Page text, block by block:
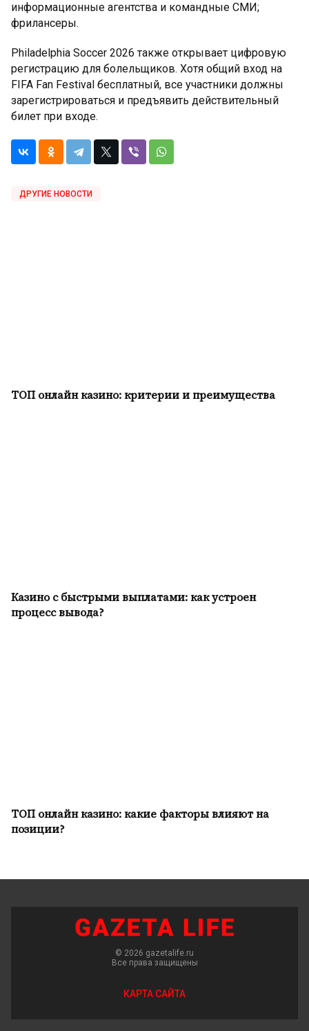
информационные агентства и командные СМИ;
фрилансеры.
Philadelphia Soccer 2026 также открывает цифровую
регистрацию для болельщиков. Хотя общий вход на
FIFA Fan Festival бесплатный, все участники должны
зарегистрироваться и предъявить действительный
билет при входе.
ДРУГИЕ НОВОСТИ
ТОП онлайн казино: критерии и преимущества
Казино с быстрыми выплатами: как устроен
процесс вывода?
ТОП онлайн казино: какие факторы влияют на
позиции?
© 2026 gazetalife.ru
Все права защищены
КАРТА САЙТА